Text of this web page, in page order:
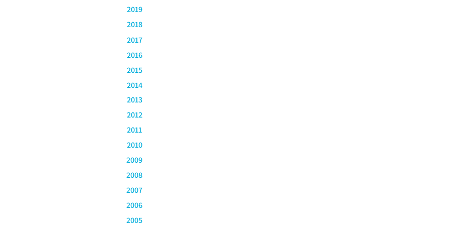
2019
2018
2017
2016
2015
2014
2013
2012
2011
2010
2009
2008
2007
2006
2005